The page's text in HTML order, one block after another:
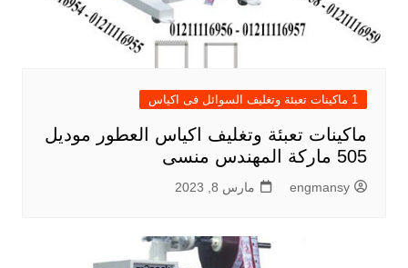
1 ماكينات تعبئة وتغليف السوائل فى اكياس
ماكينات تعبئة وتغليف اكياس العطور موديل
505 ماركة المهندس منسى
engmansy مارس 8, 2023